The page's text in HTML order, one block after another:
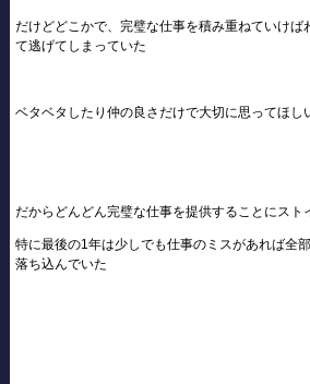
だけどどこかで、完璧な仕事を積み重ねていけば
て逃げてしまっていた
ベタベタしたり仲の良さだけで大切に思ってほし
だからどんどん完璧な仕事を提供することにスト
特に最後の1年は少しでも仕事のミスがあれば全
落ち込んでいた